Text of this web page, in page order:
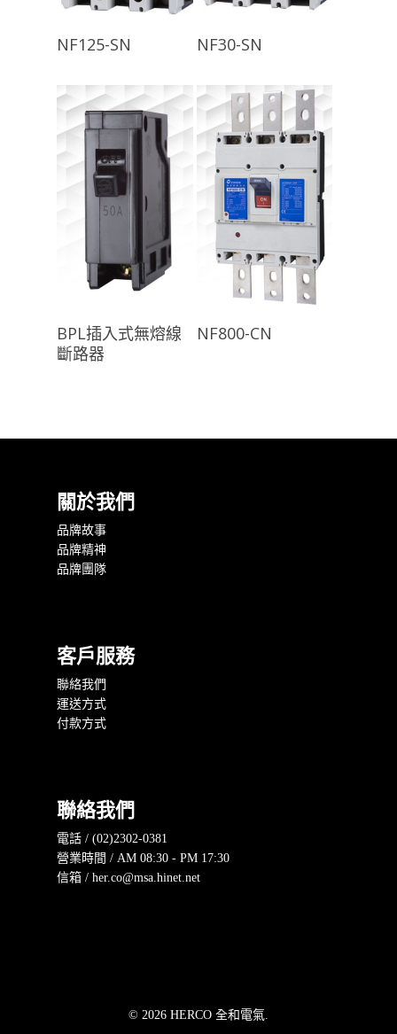
NF125-SN NF30-SN
查看內容
BPL插入式無熔線
斷路器
NF800-CN
關於我們
品牌故事
品牌精神
品牌團隊
客戶服務
聯絡我們
運送方式
付款方式
聯絡我們
電話 / (02)2302-0381
營業時間 / AM 08:30 - PM 17:30
信箱 / her.co@msa.hinet.net
© 2026 HERCO 全和電氣.